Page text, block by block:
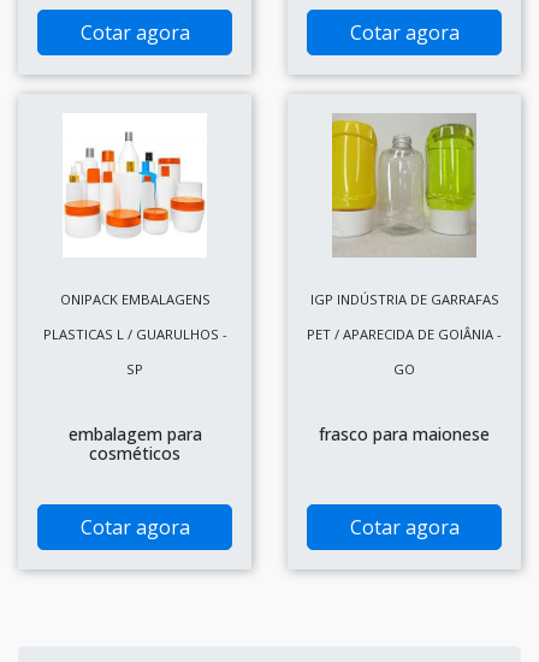
Cotar agora Cotar agora
ONIPACK EMBALAGENS
PLASTICAS L / GUARULHOS -
SP
embalagem para
cosméticos
Cotar agora
IGP INDÚSTRIA DE GARRAFAS
PET / APARECIDA DE GOIÂNIA -
GO
frasco para maionese
Cotar agora